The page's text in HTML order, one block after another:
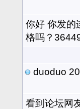
你好 你发的
格吗？
duoduo
看到论坛网